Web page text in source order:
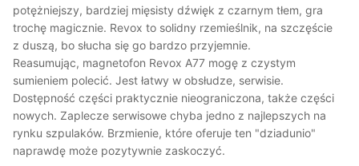
potężniejszy, bardziej mięsisty dźwięk z czarnym tłem, gra
trochę magicznie. Revox to solidny rzemieślnik, na szczęście
z duszą, bo słucha się go bardzo przyjemnie.
Reasumując, magnetofon Revox A77 mogę z czystym
sumieniem polecić. Jest łatwy w obsłudze, serwisie.
Dostępność części praktycznie nieograniczona, także części
nowych. Zaplecze serwisowe chyba jedno z najlepszych na
rynku szpulaków. Brzmienie, które oferuje ten "dziadunio"
naprawdę może pozytywnie zaskoczyć.